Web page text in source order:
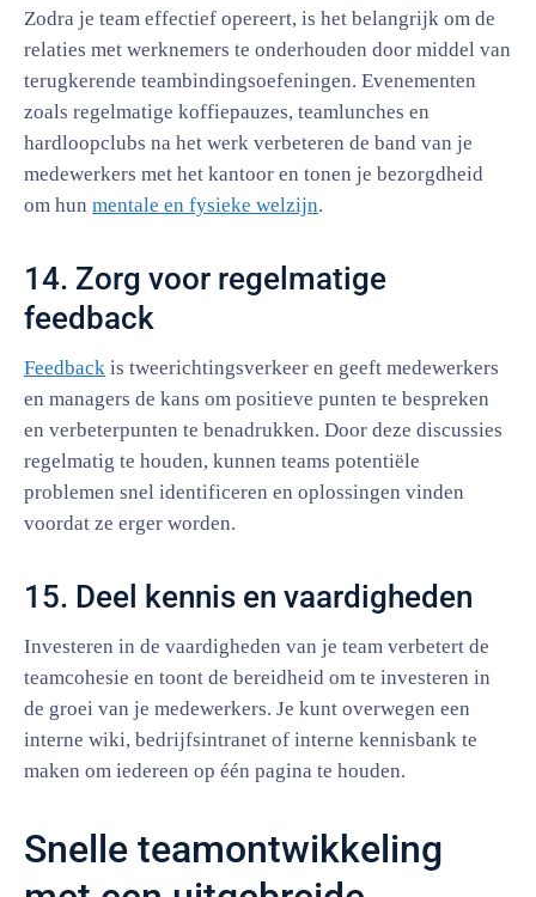
Zodra je team effectief opereert, is het belangrijk om de
relaties met werknemers te onderhouden door middel van
terugkerende teambindingsoefeningen. Evenementen
zoals regelmatige koffiepauzes, teamlunches en
hardloopclubs na het werk verbeteren de band van je
medewerkers met het kantoor en tonen je bezorgdheid
om hun mentale en fysieke welzijn.
14. Zorg voor regelmatige
feedback
Feedback is tweerichtingsverkeer en geeft medewerkers
en managers de kans om positieve punten te bespreken
en verbeterpunten te benadrukken. Door deze discussies
regelmatig te houden, kunnen teams potentiële
problemen snel identificeren en oplossingen vinden
voordat ze erger worden.
15. Deel kennis en vaardigheden
Investeren in de vaardigheden van je team verbetert de
teamcohesie en toont de bereidheid om te investeren in
de groei van je medewerkers. Je kunt overwegen een
interne wiki, bedrijfsintranet of interne kennisbank te
maken om iedereen op één pagina te houden.
Snelle teamontwikkeling